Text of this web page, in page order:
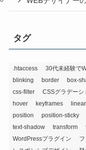
タグ
.htaccess 30代未経験で
blinking
border box-
css-filter
CSSグラデーシ
hover
keyframes
position
position-sticky
text-shadow
transform
WordPressプラグイン